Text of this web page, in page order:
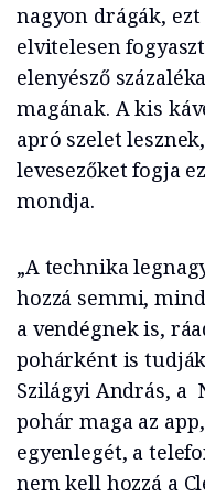
nagyon drágák,
elvitelesen
elenyésző
magának. A kis
apró szelet
levesezőket fogja
mondja.
„A technika
hozzá semmi,
a vendégnek is,
pohárként is
Szilágyi András, a
pohár maga az
egyenlegét, a
nem kell hozzá a